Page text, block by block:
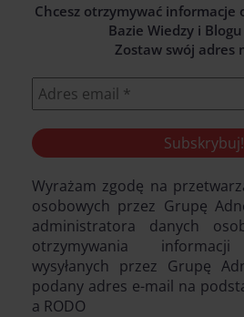
Chcesz otrzymywać informacje
Bazie Wiedzy i
Zostaw swój adres
Wyrażam zgodę na
osobowych przez Grupę
administratora danych
otrzymywania informacji
wysyłanych przez Grupę
podany adres e-mail na
a RODO